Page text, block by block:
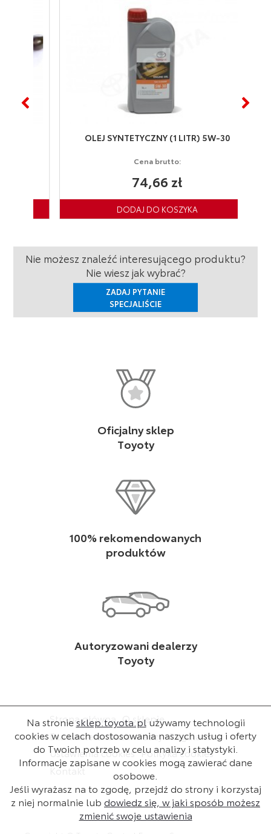
OLEJ SYNTETYCZNY (1 LITR) 5W-30
Cena brutto:
74,66 zł
Nie możesz znaleźć interesującego produktu?
Nie wiesz jak wybrać?
ZADAJ PYTANIE
SPECJALIŚCIE
Oficjalny sklep
Toyoty
100% rekomendowanych
produktów
Autoryzowani dealerzy
Toyoty
Strona główna O sklepie
Dla dealera Baza wiedzy Regulamin
Ustawienia cookies Polityka cookies
Kontakt
Na stroniesklep.toyota.pl używamy technologii
cookies w celach dostosowania naszych usług i oferty
do Twoich potrzeb w celu analizy i statystyki.
Informacje zapisane w cookies mogą zawierać dane
osobowe.
Jeśli wyrażasz na to zgodę, przejdź do strony i korzystaj
z niej normalnie lub dowiedz się, w jaki sposób możesz
zmienić swoje ustawienia